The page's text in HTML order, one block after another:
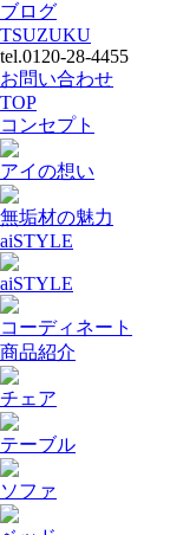
ブログ
TSUZUKU
tel.0120-28-4455
お問い合わせ
TOP
コンセプト
アイの想い
無垢材の魅力
aiSTYLE
aiSTYLE
コーディネート
商品紹介
チェア
テーブル
ソファ